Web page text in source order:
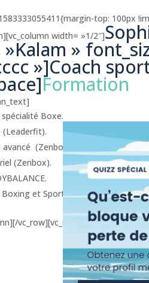
top: 100px
width= »1/2″]
»
»]Coach
Formation
spécialité Boxe.
(Zenbox).
(Zenbox).
et Sports de combat .
vc_row][vc_row][vc_column]Le